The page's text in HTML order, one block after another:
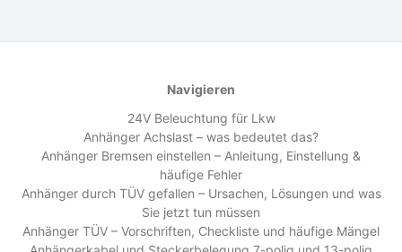
Navigieren
24V Beleuchtung für Lkw
Anhänger Achslast – was bedeutet das?
Anhänger Bremsen einstellen – Anleitung, Einstellung &
häufige Fehler
Anhänger durch TÜV gefallen – Ursachen, Lösungen und was
Sie jetzt tun müssen
Anhänger TÜV – Vorschriften, Checkliste und häufige Mängel